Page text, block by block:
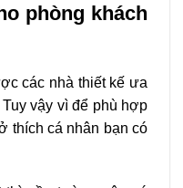
phòng khách
các nhà thiết kế ưa
vậy vì để phù hợp
thích cá nhân bạn có